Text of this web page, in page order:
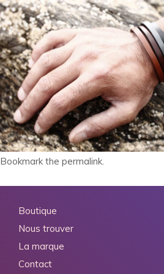
Bookmark the permalink.
Boutique
Nous trouver
La marque
Contact